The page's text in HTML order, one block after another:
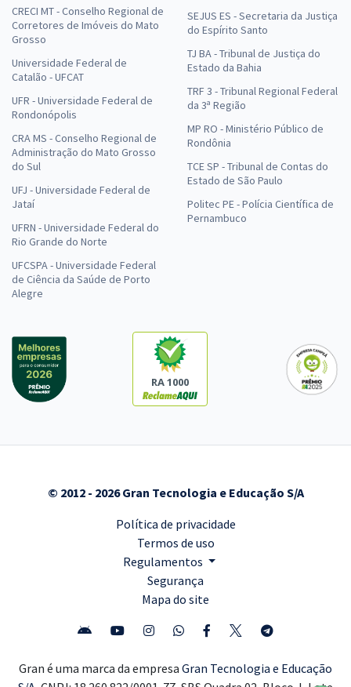
CRECI MT - Conselho Regional de
Corretores de Imóveis do Mato
Grosso
Universidade Federal de
Catalão - UFCAT
UFR - Universidade Federal de
Rondonópolis
CRA MS - Conselho Regional de
Administração do Mato Grosso
do Sul
UFJ - Universidade Federal de
Jataí
UFRN - Universidade Federal do
Rio Grande do Norte
UFCSPA - Universidade Federal
de Ciência da Saúde de Porto
Alegre
SEJUS ES - Secretaria da Justiça
do Espírito Santo
TJ BA - Tribunal de Justiça do
Estado da Bahia
TRF 3 - Tribunal Regional Federal
da 3ª Região
MP RO - Ministério Público de
Rondônia
TCE SP - Tribunal de Contas do
Estado de São Paulo
Politec PE - Polícia Científica de
Pernambuco
RA 1000
© 2012 - 2026 Gran Tecnologia e Educação S/A
Política de privacidade
Termos de uso
Regulamentos
Segurança
Mapa do site
Gran é uma marca da empresa Gran Tecnologia e Educação